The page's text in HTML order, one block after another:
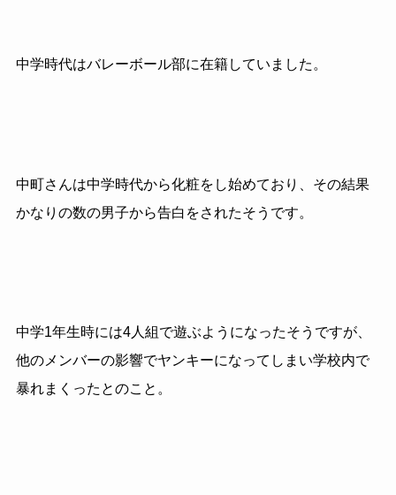
中学時代はバレーボール部に在籍していました。
中町さんは中学時代から化粧をし始めており、その結果
かなりの数の男子から告白をされたそうです。
中学1年生時には4人組で遊ぶようになったそうですが、
他のメンバーの影響でヤンキーになってしまい学校内で
暴れまくったとのこと。